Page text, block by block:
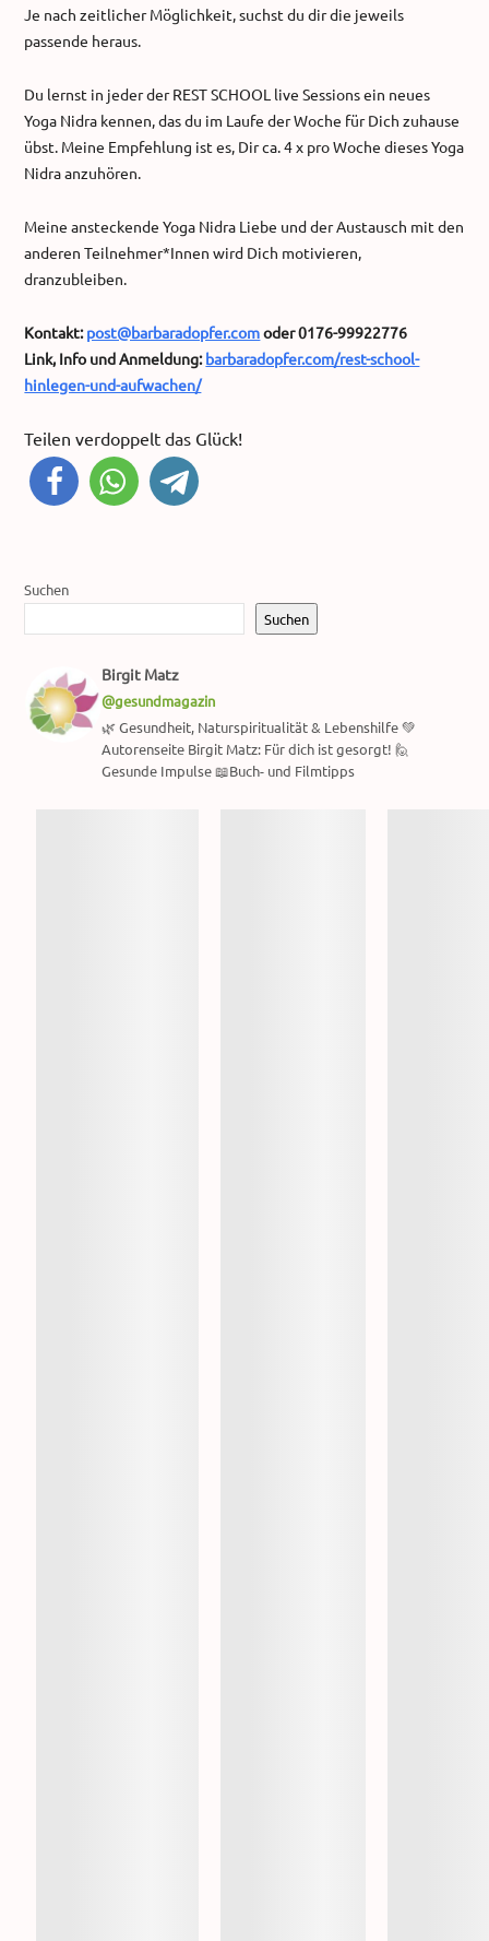
Je nach zeitlicher Möglichkeit, suchst du dir die jeweils
passende heraus.
Du lernst in jeder der REST SCHOOL live Sessions ein neues
Yoga Nidra kennen, das du im Laufe der Woche für Dich zuhause
übst. Meine Empfehlung ist es, Dir ca. 4 x pro Woche dieses Yoga
Nidra anzuhören.
Meine ansteckende Yoga Nidra Liebe und der Austausch mit den
anderen Teilnehmer*Innen wird Dich motivieren,
dranzubleiben.
Kontakt:post@barbaradopfer.comoder 0176-99922776
Link, Info und Anmeldung:barbaradopfer.com/rest-school-
hinlegen-und-aufwachen/
Teilen verdoppelt das Glück!
Suchen
Suchen
Birgit Matz
@gesundmagazin
🌿 Gesundheit, Naturspiritualität & Lebenshilfe 💚
Autorenseite Birgit Matz: Für dich ist gesorgt! 🙋
Gesunde Impulse 📖Buch- und Filmtipps